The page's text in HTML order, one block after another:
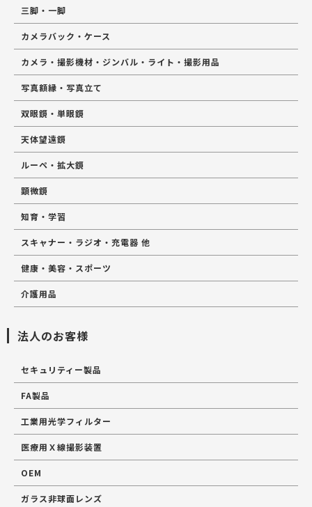
三脚・一脚
カメラバック・ケース
カメラ・撮影機材・ジンバル・ライト・撮影用品
写真額縁・写真立て
双眼鏡・単眼鏡
天体望遠鏡
ルーペ・拡大鏡
顕微鏡
知育・学習
スキャナー・ラジオ・充電器 他
健康・美容・スポーツ
介護用品
法人のお客様
セキュリティー製品
FA製品
工業用光学フィルター
医療用Ｘ線撮影装置
OEM
ガラス非球面レンズ